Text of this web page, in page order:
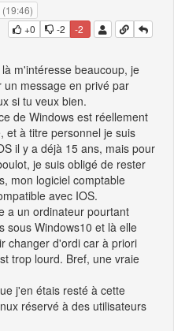
+0
-2 -2
m'intéresse beaucoup, je
un message en privé par
si tu veux bien.
de Windows est réellement
et à titre personnel je suis
il y a déjà 15 ans, mais pour
je suis obligé de rester
mon logiciel comptable
avec IOS.
a un ordinateur pourtant
sous Windows10 et là elle
changer d'ordi car à priori
trop lourd. Bref, une vraie
j'en étais resté à cette
réservé à des utilisateurs